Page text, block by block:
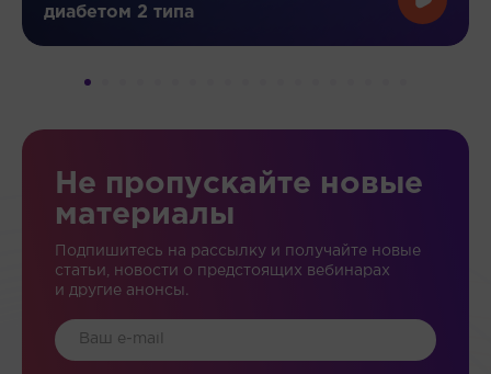
диабетом 2 типа
Не пропускайте новые
материалы
Подпишитесь на рассылку и получайте новые
статьи, новости о предстоящих вебинарах
и другие анонсы.